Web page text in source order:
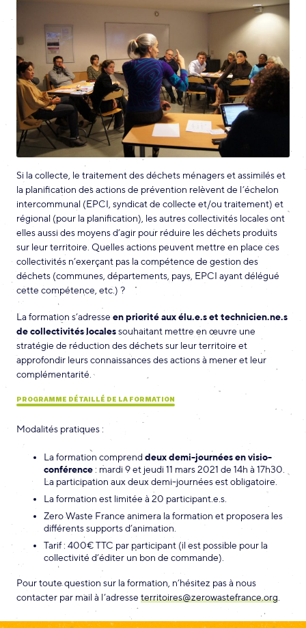
Si la collecte, le traitement des déchets ménagers et assimilés et
la planification des actions de prévention relèvent de l’échelon
intercommunal (EPCI, syndicat de collecte et/ou traitement) et
régional (pour la planification), les autres collectivités locales ont
elles aussi des moyens d’agir pour réduire les déchets produits
sur leur territoire. Quelles actions peuvent mettre en place ces
collectivités n’exerçant pas la compétence de gestion des
déchets (communes, départements, pays, EPCI ayant délégué
cette compétence, etc.) ?
La formation s’adresse en priorité aux élu.e.s et technicien.ne.s
de collectivités localessouhaitant mettre en œuvre une
stratégie de réduction des déchets sur leur territoire et
approfondir leurs connaissances des actions à mener et leur
complémentarité.
PROGRAMME DÉTAILLÉ DE LA FORMATION
Modalités pratiques :
La formation comprenddeux demi-journées en visio-
conférence : mardi 9 et jeudi 11 mars 2021 de 14h à 17h30.
La participation aux deux demi-journées est obligatoire.
La formation est limitée à 20 participant.e.s.
Zero Waste France animera la formation et proposera les
différents supports d’animation.
Tarif : 400€ TTC par participant (il est possible pour la
collectivité d’éditer un bon de commande).
Pour toute question sur la formation, n’hésitez pas à nous
contacter par mail à l’adresse territoires@zerowastefrance.org.